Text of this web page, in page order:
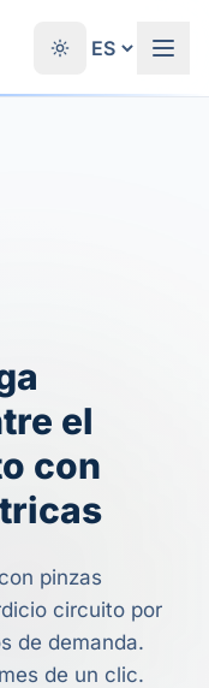
el
con
pinzas
circuito por
de demanda.
de un clic.